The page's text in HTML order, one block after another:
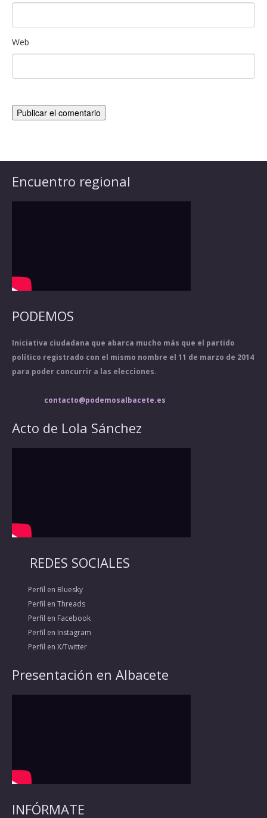
Web
Encuentro regional
PODEMOS
Iniciativa ciudadana que abarca mucho más que el partido
político registrado con el mismo nombre el 11 de marzo de 2014
para poder concurrir a las elecciones.
contacto@podemosalbacete.es
Acto de Lola Sánchez
REDES SOCIALES
Perfil en Bluesky
Perfil en Threads
Perfil en Facebook
Perfil en Instagram
Perfil en X/Twitter
Presentación en Albacete
INFÓRMATE